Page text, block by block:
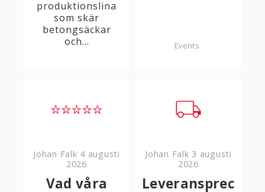
produktionslina
som skär
betongsäckar
och...
Events
Johan Falk 4 augusti
2026
Vad våra
Johan Falk 3 augusti
2026
Leveransprec